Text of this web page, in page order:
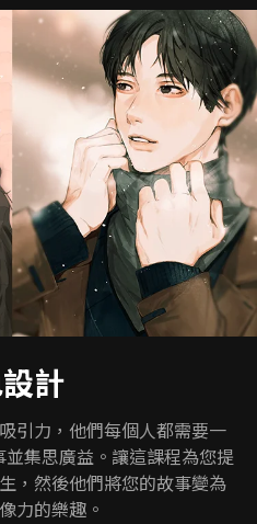
計
引力，他們每個人都需要一
集思廣益。讓這課程為您提
，然後他們將您的故事變為
力的樂趣。